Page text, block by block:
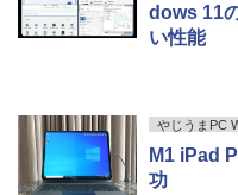
dows 11
い性能
やじうまPC
M1 iPad
功